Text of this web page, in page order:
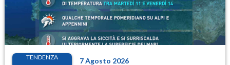
TENDENZA 7 Agosto 2026